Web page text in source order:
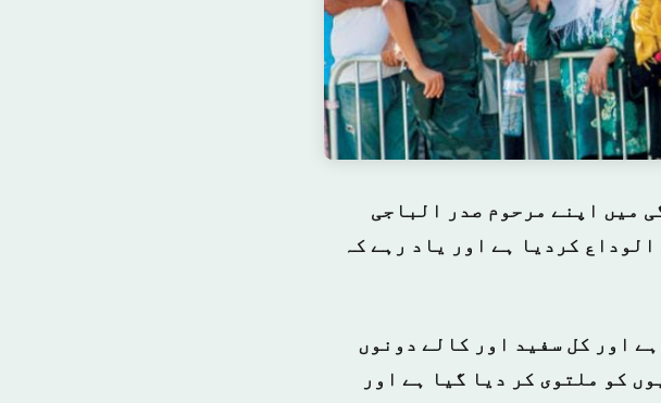
میں اپنے مرحوم صدر الباجی
کردیا ہے اور یاد رہے کہ
اور کل سفید اور کالے دونوں
کو ملتوی کر دیا گیا ہے اور